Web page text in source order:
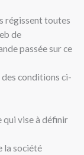
régissent toutes
de
passée sur ce
conditions ci-
qui vise à définir
la société